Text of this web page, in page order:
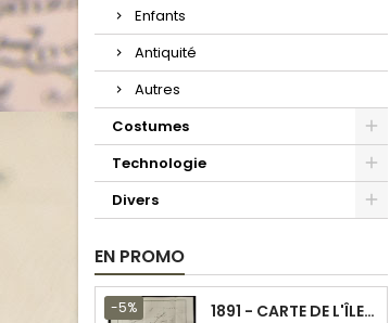
Enfants
Antiquité
Autres
Costumes
Technologie
Divers
EN PROMO
-5% 1891 - CARTE DE L'ÎLE DE BORNÉO